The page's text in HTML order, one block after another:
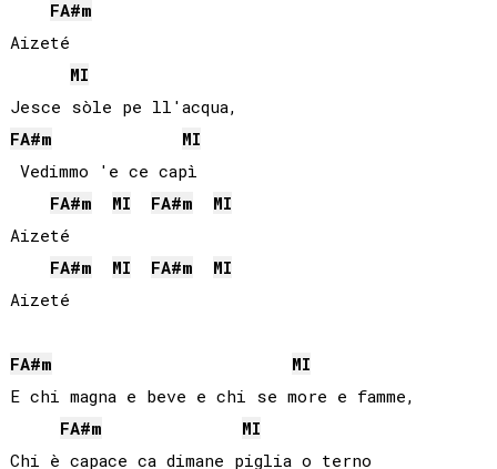
FA#m
Aizeté
MI
FA#m
MI
Vedimmo 'e ce capì
FA#m MI FA#m
MI
Aizeté
FA#m MI FA#m
MI
Aizeté
FA#m
MI
E chi magna e beve e chi se more e famme,
FA#m
MI